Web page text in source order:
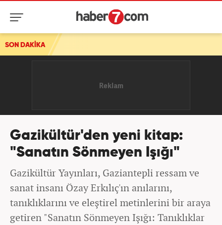
SON DAKİKA
Gazikültür'den yeni kitap:
"Sanatın Sönmeyen Işığı"
Gazikültür Yayınları, Gaziantepli ressam ve
sanat insanı Özay Erkılıç'ın anılarını,
tanıklıklarını ve eleştirel metinlerini bir araya
getiren "Sanatın Sönmeyen Işığı: Tanıklıklar